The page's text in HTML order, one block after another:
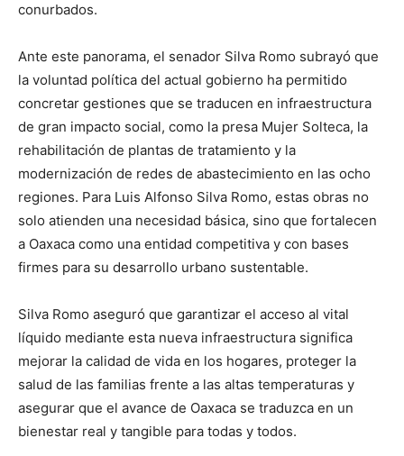
conurbados.
Ante este panorama, el senador Silva Romo subrayó que
la voluntad política del actual gobierno ha permitido
concretar gestiones que se traducen en infraestructura
de gran impacto social, como la presa Mujer Solteca, la
rehabilitación de plantas de tratamiento y la
modernización de redes de abastecimiento en las ocho
regiones. Para Luis Alfonso Silva Romo, estas obras no
solo atienden una necesidad básica, sino que fortalecen
a Oaxaca como una entidad competitiva y con bases
firmes para su desarrollo urbano sustentable.
Silva Romo aseguró que garantizar el acceso al vital
líquido mediante esta nueva infraestructura significa
mejorar la calidad de vida en los hogares, proteger la
salud de las familias frente a las altas temperaturas y
asegurar que el avance de Oaxaca se traduzca en un
bienestar real y tangible para todas y todos.